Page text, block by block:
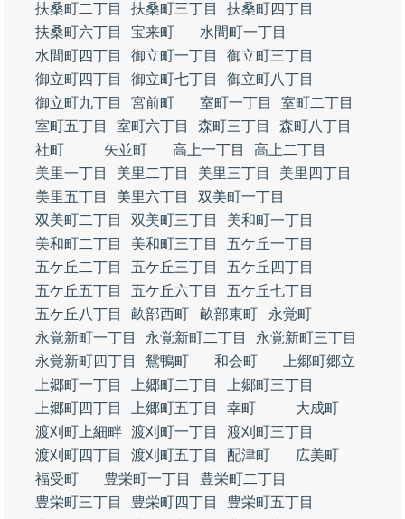
扶桑町二丁目
扶桑町三丁目
扶桑町四丁目
扶桑町六丁目
宝来町
水間町一丁目
水間町四丁目
御立町一丁目
御立町三丁目
御立町四丁目
御立町七丁目
御立町八丁目
御立町九丁目
宮前町 室町一丁目
室町二丁目
室町五丁目
室町六丁目 森町三丁目
森町八丁目
社町
矢並町 高上一丁目
高上二丁目
美里一丁目
美里二丁目 美里三丁目
美里四丁目
美里五丁目
美里六丁目
双美町一丁目
双美町二丁目
双美町三丁目
美和町一丁目
美和町二丁目
美和町三丁目
五ケ丘一丁目
五ケ丘二丁目
五ケ丘三丁目
五ケ丘四丁目
五ケ丘五丁目
五ケ丘六丁目
五ケ丘七丁目
五ケ丘八丁目
畝部西町 畝部東町
永覚町
永覚新町一丁目
永覚新町二丁目
永覚新町三丁目
永覚新町四丁目
鴛鴨町 和会町
上郷町郷立
上郷町一丁目
上郷町二丁目
上郷町三丁目
上郷町四丁目
上郷町五丁目 幸町
大成町
渡刈町上細畔 渡刈町一丁目
渡刈町三丁目
渡刈町四丁目
渡刈町五丁目 配津町
広美町
福受町
豊栄町一丁目
豊栄町二丁目
豊栄町三丁目
豊栄町四丁目
豊栄町五丁目